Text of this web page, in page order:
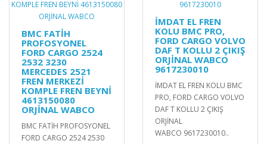
BMC FATİH
PROFOSYONEL
FORD CARGO 2524
2532 3230
MERCEDES 2521
FREN MERKEZİ
KOMPLE FREN BEYNİ
4613150080
ORJİNAL WABCO
BMC FATİH PROFOSYONEL
FORD CARGO 2524 2530
İMDAT EL FREN
KOLU BMC PRO,
FORD CARGO VOLVO
DAF T KOLLU 2 ÇIKIŞ
ORJİNAL WABCO
9617230010
İMDAT EL FREN KOLU BMC
PRO, FORD CARGO VOLVO
DAF T KOLLU 2 ÇIKIŞ
ORJİNAL
WABCO 9617230010..